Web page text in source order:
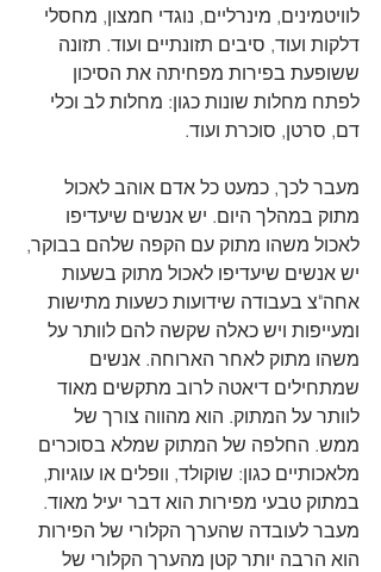
לוויטמינים, מינרליים, נוגדי חמצון, מחסלי
דלקות ועוד, סיבים תזונתיים ועוד. תזונה
ששופעת בפירות מפחיתה את הסיכון
לפתח מחלות שונות כגון: מחלות לב וכלי
דם, סרטן, סוכרת ועוד.
מעבר לכך, כמעט כל אדם אוהב לאכול
מתוק במהלך היום. יש אנשים שיעדיפו
לאכול משהו מתוק עם הקפה שלהם בבוקר,
יש אנשים שיעדיפו לאכול מתוק בשעות
אחה"צ בעבודה שידועות כשעות מתישות
ומעייפות ויש כאלה שקשה להם לוותר על
משהו מתוק לאחר הארוחה. אנשים
שמתחילים דיאטה לרוב מתקשים מאוד
לוותר על המתוק. הוא מהווה צורך של
ממש. החלפה של המתוק שמלא בסוכרים
מלאכותיים כגון: שוקולד, וופלים או עוגיות,
במתוק טבעי מפירות הוא דבר יעיל מאוד.
מעבר לעובדה שהערך הקלורי של הפירות
הוא הרבה יותר קטן מהערך הקלורי של